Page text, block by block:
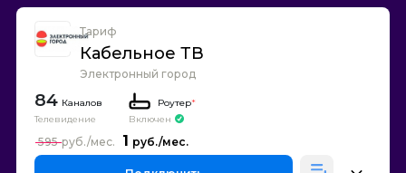
Тариф
Кабельное ТВ
Электронный город
84 Каналов
Телевидение
Роутер*
Включен
1
595